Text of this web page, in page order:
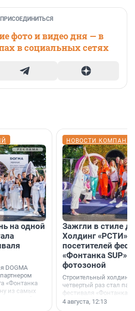
ПРИСОЕДИНИТЬСЯ
фото и видео дня — в
в социальных сетях
на одной
DOGMA
«Фонтанка
из самых
—
НОВОСТИ
Зажгли в стиле
Холдинг «РСТИ»
посетителей
«Фонтанка SUP»
фотозоной
Строительный холдинг
четвертый раз стал
фестиваля «Фонтанка
раз компания
4 августа, 12:13